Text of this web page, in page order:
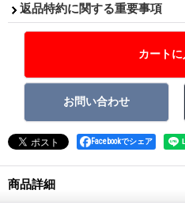
返品特約に関する重要事項
Facebookでシェア
商品詳細